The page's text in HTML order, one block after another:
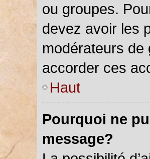
ou groupes.
devez avoir les
modérateurs de
accorder ces
Haut
Pourquoi ne
message?